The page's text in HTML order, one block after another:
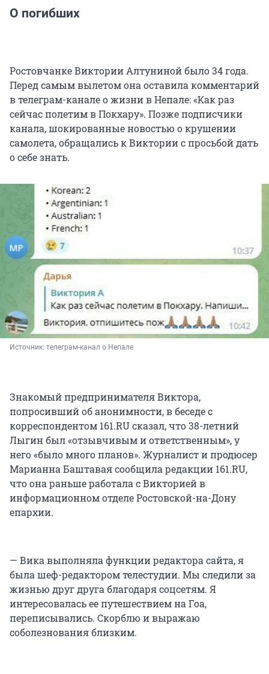
О погибших
Ростовчанке Виктории Алтуниной было 34 года.
Перед самым вылетом она оставила комментарий
в телеграм-канале о жизни в Непале: «Как раз
сейчас полетим в Покхару». Позже подписчики
канала, шокированные новостью о крушении
самолета, обращались к Виктории с просьбой дать
о себе знать.
Источник: телеграм-канал о Непале
Знакомый предпринимателя Виктора,
попросивший об анонимности, в беседе с
корреспондентом 161.RU сказал, что 38-летний
Лыгин был «отзывчивым и ответственным», у
него «было много планов». Журналист и продюсер
Марианна Баштавая сообщила редакции 161.RU,
что она раньше работала с Викторией в
информационном отделе Ростовской-на-Дону
епархии.
— Вика выполняла функции редактора сайта, я
была шеф-редактором телестудии. Мы следили за
жизнью друг друга благодаря соцсетям. Я
интересовалась ее путешествием на Гоа,
переписывались. Скорблю и выражаю
соболезнования близким.